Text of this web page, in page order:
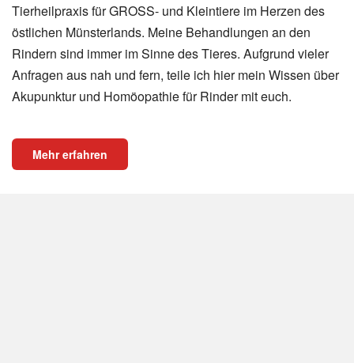
Tierheilpraxis für GROSS- und Kleintiere im Herzen des
östlichen Münsterlands. Meine Behandlungen an den
Rindern sind immer im Sinne des Tieres. Aufgrund vieler
Anfragen aus nah und fern, teile ich hier mein Wissen über
Akupunktur und Homöopathie für Rinder mit euch.
Mehr erfahren